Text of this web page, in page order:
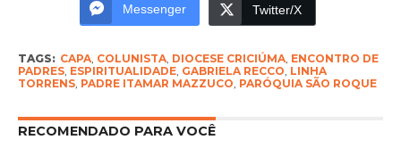
Messenger Twitter/X
TAGS: CAPA, COLUNISTA, DIOCESE CRICIÚMA, ENCONTRO DE
PADRES, ESPIRITUALIDADE, GABRIELA RECCO LINHA
TORRENS, PADRE ITAMAR MAZZUCO PARÓQUIA SÃO ROQUE
RECOMENDADO PARA VOCÊ